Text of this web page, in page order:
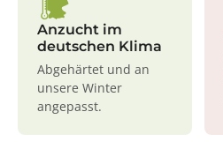
Anzucht im
deutschen Klima
Abgehärtet und an
unsere Winter
angepasst.